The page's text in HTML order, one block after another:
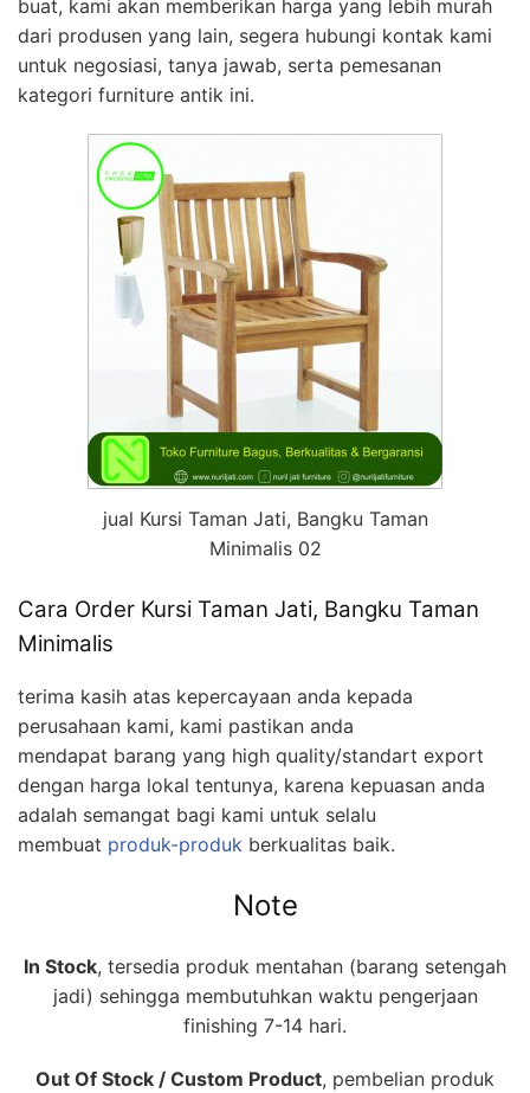
buat, kami akan memberikan harga yang lebih murah
dari produsen yang lain, segera hubungi kontak kami
untuk negosiasi, tanya jawab, serta pemesanan
kategori furniture antik ini.
jual Kursi Taman Jati, Bangku Taman
Minimalis 02
Cara Order Kursi Taman Jati, Bangku Taman
Minimalis
terima kasih atas kepercayaan anda kepada
perusahaan kami, kami pastikan anda
mendapat barang yang high quality/standart export
dengan harga lokal tentunya, karena kepuasan anda
adalah semangat bagi kami untuk selalu
membuat produk-produk berkualitas baik.
Note
In Stock, tersedia produk mentahan (barang setengah
jadi) sehingga membutuhkan waktu pengerjaan
finishing 7-14 hari.
Out Of Stock / Custom Product, pembelian produk